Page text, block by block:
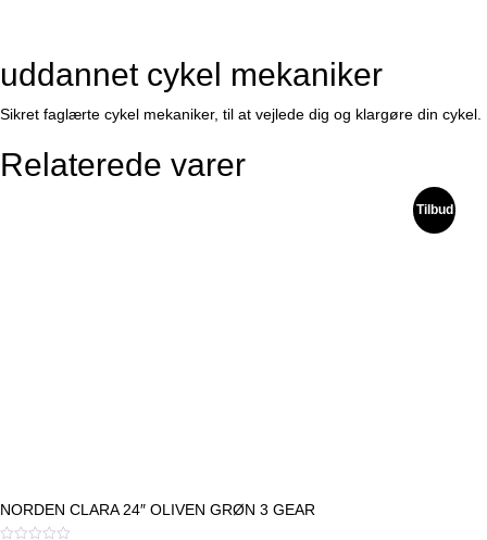
uddannet cykel mekaniker
Sikret faglærte cykel mekaniker, til at vejlede dig og klargøre din cykel.
Relaterede varer
Tilbud
NORDEN CLARA 24″ OLIVEN GRØN 3 GEAR